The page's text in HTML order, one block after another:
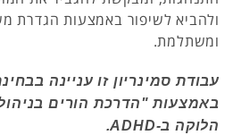
ולהביא לשיפור באמצעות הגדרת
ומשתלמת.
עבודת סמינריון זו עניינה
באמצעות "הדרכת הורים
הלוקה ב-ADHD.